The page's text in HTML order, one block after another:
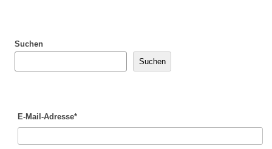
Suchen
Suchen
E-Mail-Adresse*